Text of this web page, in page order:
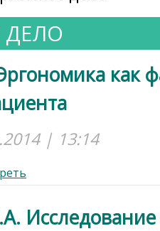
ДЕЛО
как
| 13:14